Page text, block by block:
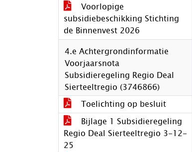
Voorlopige
subsidiebeschikking Stichting
de Binnenvest 2026
4.e Achtergrondinformatie
Voorjaarsnota
Subsidieregeling Regio Deal
Sierteeltregio (3746866)
Toelichting op besluit
Bijlage 1 Subsidieregeling
Regio Deal Sierteeltregio 3-12-
25